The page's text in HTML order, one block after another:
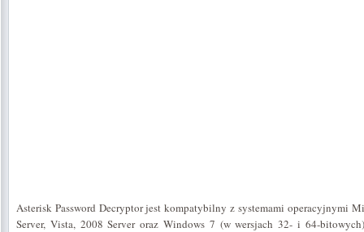
Asterisk Password Decryptor jest kompatybilny z systemami operacyjnymi
Server, Vista, 2008 Server oraz Windows 7 (w wersjach 32- i 64-